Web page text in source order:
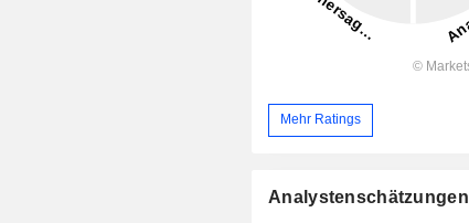
Mehr Ratings
Analystenschätzungen